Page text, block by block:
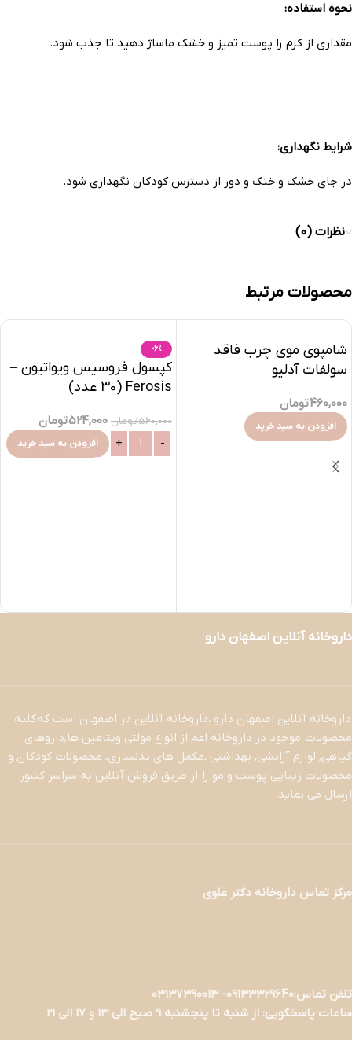
نحوه استفاده:
مقداری از کرم را پوست تمیز و خشک ماساژ دهید تا جذب شود.
شرایط نگهداری:
در جای خشک و خنک و دور از دسترس کودکان نگهداری شود.
نظرات (0)
محصولات مرتبط
شامپوی موی چرب فاقد
سولفات آدلیو
460,000تومان
افزودن به سبد خرید
-6%
کپسول فروسیس ویواتیون –
Ferosis (30 عدد)
560,000تومان 524,000تومان
افزودن به سبد خرید
داروخانه آنلاین اصفهان دارو
داروخانه آنلاین اصفهان دارو ،داروخانه آنلاین در اصفهان است که کلیه
محصولات موجود در داروخانه اعم از انواع مولتی ویتامین ها,داروهای
گیاهی, لوازم آرایشی, بهداشتی ،مکمل های بدنسازی، محصولات کودکان و
محصولات زیبایی پوست و مو را از طریق فروش آنلاین به سراسر کشور
ارسال می نماید.
مرکز تماس داروخانه دکتر علوی
تلفن تماس:09133329640- 03137390013
ساعات پاسخگویی: از شنبه تا پنجشنبه 9 صبح الی 13 و 17 الی 21